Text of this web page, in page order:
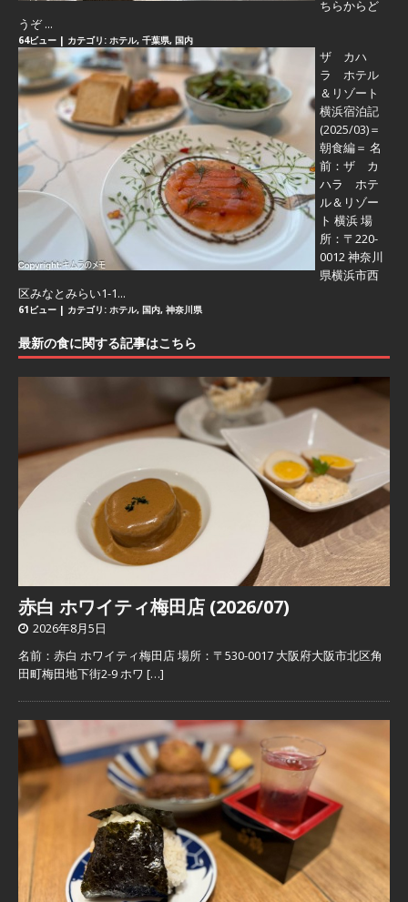
ちらからど
うぞ ...
64ビュー | カテゴリ: ホテル, 千葉県, 国内
ザ カハ
ラ ホテル
＆リゾート
横浜宿泊記
(2025/03)＝
朝食編＝ 名
前：ザ カ
ハラ ホテ
ル＆リゾー
ト 横浜 場
所：〒220-
0012 神奈川
県横浜市西
区みなとみらい1-1...
61ビュー | カテゴリ: ホテル, 国内, 神奈川県
最新の食に関する記事はこちら
赤白 ホワイティ梅田店 (2026/07)
2026年8月5日
名前：赤白 ホワイティ梅田店 場所：〒530-0017 大阪府大阪市北区角
田町梅田地下街2-9 ホワ […]